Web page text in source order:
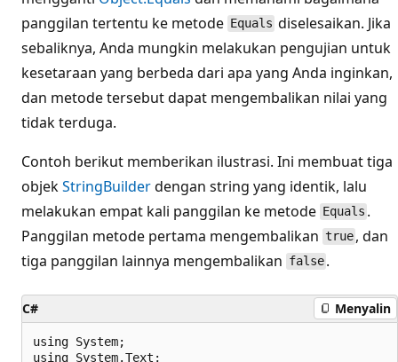
panggilan tertentu ke metode Equals diselesaikan. Jika
sebaliknya, Anda mungkin melakukan pengujian untuk
kesetaraan yang berbeda dari apa yang Anda inginkan,
dan metode tersebut dapat mengembalikan nilai yang
tidak terduga.
Contoh berikut memberikan ilustrasi. Ini membuat tiga
objekStringBuilderdengan string yang identik, lalu
melakukan empat kali panggilan ke metode Equals .
Panggilan metode pertama mengembalikan true , dan
tiga panggilan lainnya mengembalikan false .
C# Menyalin
using System;
using System.Text;